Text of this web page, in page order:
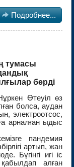
 Подробнее...
тумасы
берді
Өтеуіл өз
болса, аудан
электроотсос,
арналған ыдыс
пандемия
артып, жан
Бүгінгі игі іс
алған